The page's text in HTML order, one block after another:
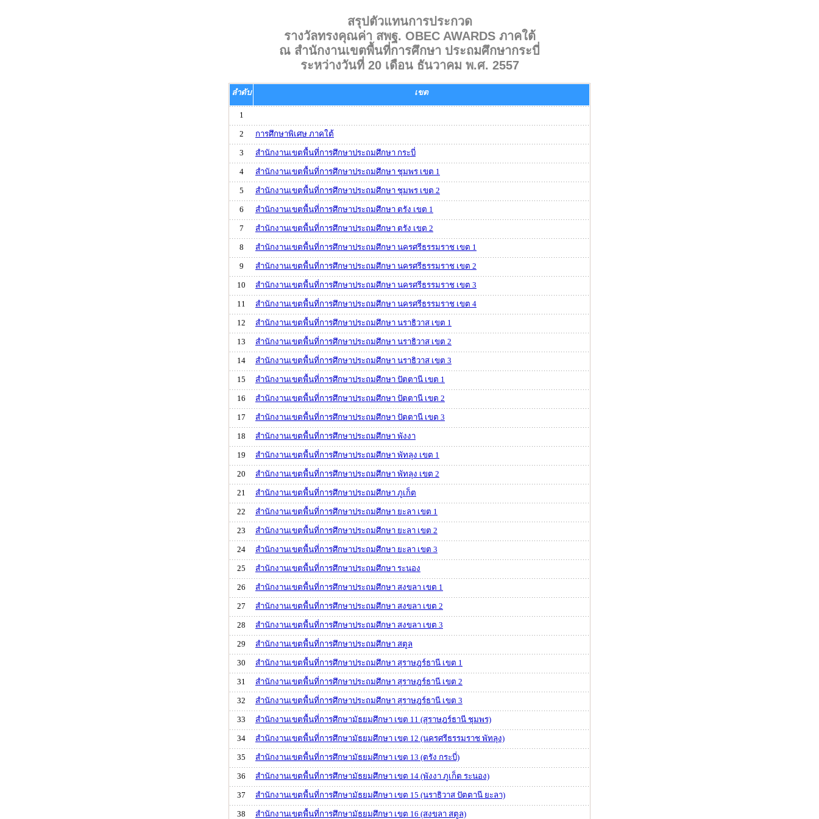
สรุปตัวแทนการประกวด
รางวัลทรงคุณค่า สพฐ. OBEC AWARDS ภาคใต้
ณ สำนักงานเขตพื้นที่การศึกษา ประถมศึกษากระบี่
ระหว่างวันที่ 20 เดือน ธันวาคม พ.ศ. 2557
ลำดับ เขต
1
2 การศึกษาพิเศษ ภาคใต้
3 สำนักงานเขตพื้นที่การศึกษาประถมศึกษา กระบี่
4 สำนักงานเขตพื้นที่การศึกษาประถมศึกษา ชุมพร เขต 1
5 สำนักงานเขตพื้นที่การศึกษาประถมศึกษา ชุมพร เขต 2
6 สำนักงานเขตพื้นที่การศึกษาประถมศึกษา ตรัง เขต 1
7 สำนักงานเขตพื้นที่การศึกษาประถมศึกษา ตรัง เขต 2
8 สำนักงานเขตพื้นที่การศึกษาประถมศึกษา นครศรีธรรมราช เขต 1
9 สำนักงานเขตพื้นที่การศึกษาประถมศึกษา นครศรีธรรมราช เขต 2
10 สำนักงานเขตพื้นที่การศึกษาประถมศึกษา นครศรีธรรมราช เขต 3
11 สำนักงานเขตพื้นที่การศึกษาประถมศึกษา นครศรีธรรมราช เขต 4
12 สำนักงานเขตพื้นที่การศึกษาประถมศึกษา นราธิวาส เขต 1
13 สำนักงานเขตพื้นที่การศึกษาประถมศึกษา นราธิวาส เขต 2
14 สำนักงานเขตพื้นที่การศึกษาประถมศึกษา นราธิวาส เขต 3
15 สำนักงานเขตพื้นที่การศึกษาประถมศึกษา ปัตตานี เขต 1
16 สำนักงานเขตพื้นที่การศึกษาประถมศึกษา ปัตตานี เขต 2
17 สำนักงานเขตพื้นที่การศึกษาประถมศึกษา ปัตตานี เขต 3
18 สำนักงานเขตพื้นที่การศึกษาประถมศึกษา พังงา
19 สำนักงานเขตพื้นที่การศึกษาประถมศึกษา พัทลุง เขต 1
20 สำนักงานเขตพื้นที่การศึกษาประถมศึกษา พัทลุง เขต 2
21 สำนักงานเขตพื้นที่การศึกษาประถมศึกษา ภูเก็ต
22 สำนักงานเขตพื้นที่การศึกษาประถมศึกษา ยะลา เขต 1
23 สำนักงานเขตพื้นที่การศึกษาประถมศึกษา ยะลา เขต 2
24 สำนักงานเขตพื้นที่การศึกษาประถมศึกษา ยะลา เขต 3
25 สำนักงานเขตพื้นที่การศึกษาประถมศึกษา ระนอง
26 สำนักงานเขตพื้นที่การศึกษาประถมศึกษา สงขลา เขต 1
27 สำนักงานเขตพื้นที่การศึกษาประถมศึกษา สงขลา เขต 2
28 สำนักงานเขตพื้นที่การศึกษาประถมศึกษา สงขลา เขต 3
29 สำนักงานเขตพื้นที่การศึกษาประถมศึกษา สตูล
30 สำนักงานเขตพื้นที่การศึกษาประถมศึกษา สุราษฎร์ธานี เขต 1
31 สำนักงานเขตพื้นที่การศึกษาประถมศึกษา สุราษฎร์ธานี เขต 2
32 สำนักงานเขตพื้นที่การศึกษาประถมศึกษา สุราษฎร์ธานี เขต 3
33 สำนักงานเขตพื้นที่การศึกษามัธยมศึกษา เขต 11 (สุราษฎร์ธานี ชุมพร)
34 สำนักงานเขตพื้นที่การศึกษามัธยมศึกษา เขต 12 (นครศรีธรรมราช พัทลุง)
35 สำนักงานเขตพื้นที่การศึกษามัธยมศึกษา เขต 13 (ตรัง กระบี่)
36 สำนักงานเขตพื้นที่การศึกษามัธยมศึกษา เขต 14 (พังงา ภูเก็ต ระนอง)
37 สำนักงานเขตพื้นที่การศึกษามัธยมศึกษา เขต 15 (นราธิวาส ปัตตานี ยะลา)
38 สำนักงานเขตพื้นที่การศึกษามัธยมศึกษา เขต 16 (สงขลา สตูล)